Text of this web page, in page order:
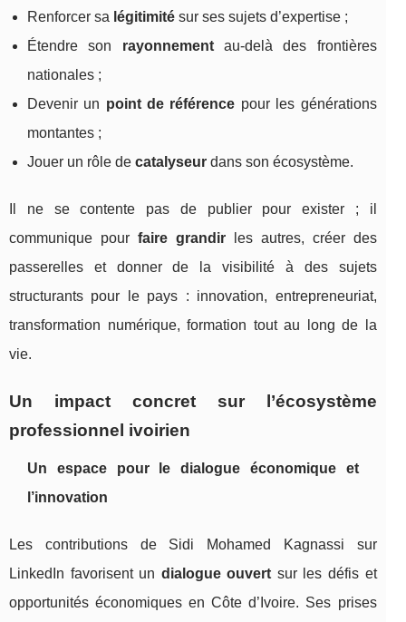
Renforcer sa légitimité sur ses sujets d’expertise ;
Étendre son rayonnementau-delà des frontières
nationales ;
Devenir un point de référence pour les générations
montantes ;
Jouer un rôle de catalyseur dans son écosystème.
Il ne se contente pas de publier pour exister ; il
communique pour faire grandirles autres, créer des
passerelles et donner de la visibilité à des sujets
structurants pour le pays : innovation, entrepreneuriat,
transformation numérique, formation tout au long de la
vie.
Un impact concret sur l’écosystème
professionnel ivoirien
Un espace pour le dialogue économique et
l’innovation
Les contributions de Sidi Mohamed Kagnassi sur
LinkedIn favorisent un dialogue ouvert sur les défis et
opportunités économiques en Côte d’Ivoire. Ses prises